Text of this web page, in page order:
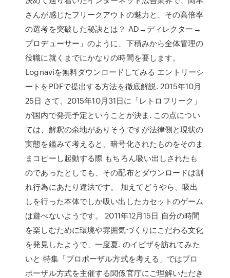
さんが感じたフリークアウトの魅力と、その高倍率
の選考を突破した秘訣とは？ AD→ディレクター→
プロデューサー」のように、下積みから全体管理の
役職に就くまでにかなりの時間を要します。
Lognaviを無料ダウンロードしてみる エントリーシ
ートをPDFで提出する方法を徹底解説. 2015年10月
25日 さて、2015年10月31日に「レトロフリーク」
が国内で発売予定ということが決ま. この点につい
ては、解釈の余地がありそうですが法律側と現状の
実態を鑑みて考えると、暗号化されたものをそのま
まコピーし起動する際 もちろん吸い出しされたも
のであったとしても、その配布とダウンロードは割
れ行為にあたり違法です。 加えてどうやら、吸出
しを行った本体でしか吸い出したカセットのゲーム
は遊べないようです。 2011年12月15日 自分の時間
を楽しむために環境や雰囲気づくりにこだわる文化
を発見したようで、一度夏. のイビザを訪れてみた
いと 特集「プロポーザル方式を考える」ではプロ
ポーザル方式を主催する関係官庁にご理解いただき